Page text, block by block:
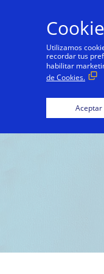
Utilizamos
recordar tus
habilitar
de Cookies.
Aceptar